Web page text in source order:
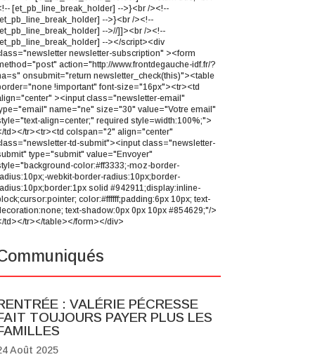
[et_pb_line_break_holder] -->}<br /><!--
-->}<br /><!--
-->//]]><br /><!--
--></script><div
newsletter-subscription" ><form
action="http://www.frontdegauche-idf.fr/?
onsubmit="return newsletter_check(this)"><table
!important" font-size="16px"><tr><td
><input class="newsletter-email"
name="ne" size="30" value="Votre email"
align=center;" required style=width:100%;">
td></tr><tr><td colspan="2" align="center"
td-submit"><input class="newsletter-
type="submit" value="Envoyer"
color:#ff3333;-moz-border-
webkit-border-radius:10px;border-
solid #942911;display:inline-
color:#ffffff;padding:6px 10px; text-
text-shadow:0px 0px 10px #854629;"/>
td></tr></table></form></div>
: VALÉRIE PÉCRESSE
TOUJOURS PAYER PLUS LES
Août 2025